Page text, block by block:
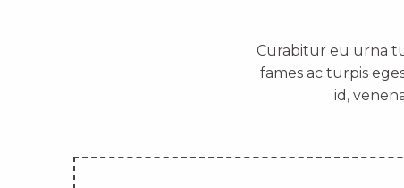
Curabitur eu urna
fames ac turpis
id,